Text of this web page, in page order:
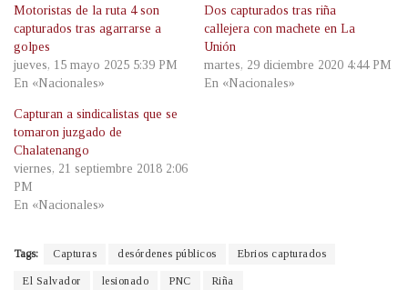
Motoristas de la ruta 4 son
capturados tras agarrarse a
golpes
jueves, 15 mayo 2025 5:39 PM
En «Nacionales»
Dos capturados tras riña
callejera con machete en La
Unión
martes, 29 diciembre 2020 4:44 PM
En «Nacionales»
Capturan a sindicalistas que se
tomaron juzgado de
Chalatenango
viernes, 21 septiembre 2018 2:06
PM
En «Nacionales»
Tags: Capturas desórdenes públicos Ebrios capturados
El Salvador lesionado PNC Riña